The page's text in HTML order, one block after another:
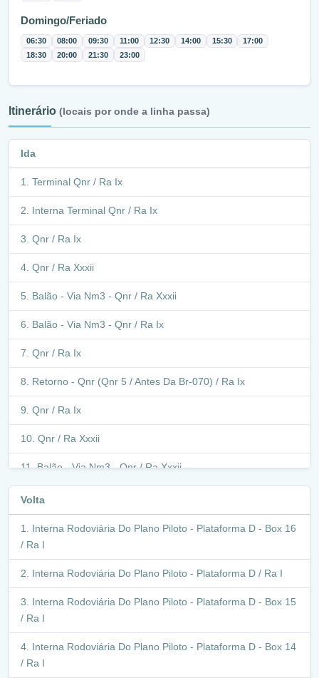
Domingo/Feriado
06:30 08:00 09:30 11:00 12:30 14:00 15:30
17:00
18:30
20:00 21:30 23:00
Itinerário (locais por onde a linha passa)
Ida
Terminal Qnr / Ra Ix
Interna Terminal Qnr / Ra Ix
Qnr / Ra Ix
Qnr / Ra Xxxii
Balão - Via Nm3 - Qnr / Ra Xxxii
Balão - Via Nm3 - Qnr / Ra Ix
Qnr / Ra Ix
Retorno - Qnr (Qnr 5 / Antes Da Br-070) / Ra Ix
Qnr / Ra Ix
Qnr / Ra Xxxii
Balão - Via Nm3 - Qnr / Ra Xxxii
Via Nm3 - Qnq / Ra Xxxii
Via Nm3 - Qnq / Ra Ix
Via Nm3 - Qnp / Ra Ix
Balão - Via Nm3 / Via P3 Norte / Ra Ix
Balão - Via Nm3 / Via P2 Norte / Ra Ix
Volta
Interna Rodoviária Do Plano Piloto - Plataforma D - Box 16
/ Ra I
Interna Rodoviária Do Plano Piloto - Plataforma D / Ra I
Interna Rodoviária Do Plano Piloto - Plataforma D - Box 15
/ Ra I
Interna Rodoviária Do Plano Piloto - Plataforma D - Box 14
/ Ra I